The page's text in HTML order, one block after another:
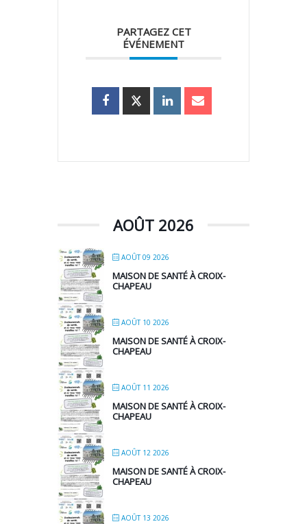
PARTAGEZ CET
ÉVÉNEMENT
AOÛT 2026
AOÛT 09 2026
MAISON DE SANTÉ À CROIX-
CHAPEAU
AOÛT 10 2026
MAISON DE SANTÉ À CROIX-
CHAPEAU
AOÛT 11 2026
MAISON DE SANTÉ À CROIX-
CHAPEAU
AOÛT 12 2026
MAISON DE SANTÉ À CROIX-
CHAPEAU
AOÛT 13 2026